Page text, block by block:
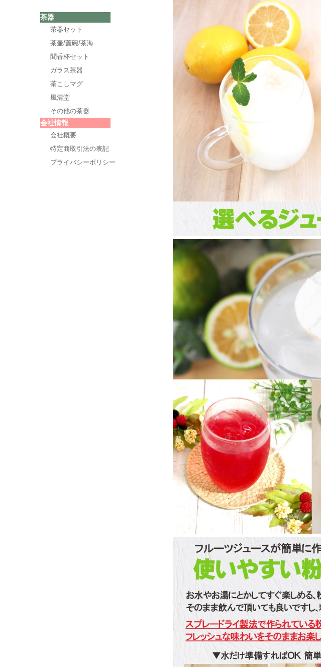
茶器
茶器セット
茶壷/蓋碗/茶海
聞香杯セット
ガラス茶器
茶こしマグ
風清堂
その他の茶器
会社情報
会社概要
特定商取引法の表記
プライバシーポリシー